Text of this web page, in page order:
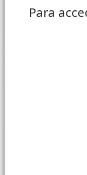
Para